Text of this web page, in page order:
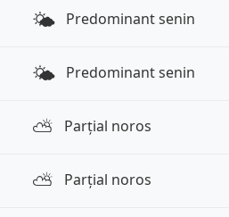
🌤️ Predominant senin
🌤️ Predominant senin
⛅️ Parțial noros
⛅️ Parțial noros